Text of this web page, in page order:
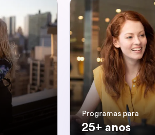
Programas para
25+ anos